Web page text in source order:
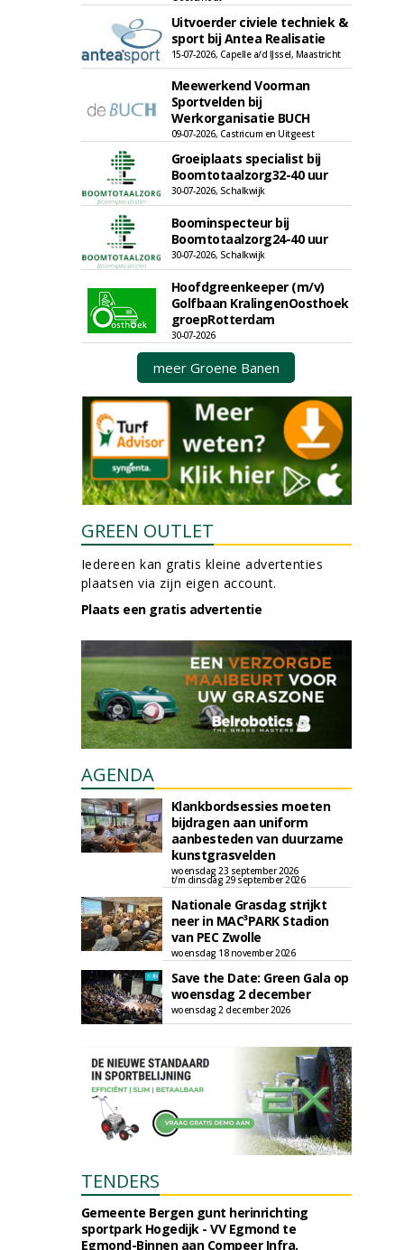
Uitvoerder civiele techniek &
sport bij Antea Realisatie
15-07-2026, Capelle a/d IJssel, Maastricht
Meewerkend Voorman
Sportvelden bij
Werkorganisatie BUCH
09-07-2026, Castricum en Uitgeest
Groeiplaats specialist bij
Boomtotaalzorg32-40 uur
30-07-2026, Schalkwijk
Boominspecteur bij
Boomtotaalzorg24-40 uur
30-07-2026, Schalkwijk
Hoofdgreenkeeper (m/v)
Golfbaan KralingenOosthoek
groepRotterdam
30-07-2026
meer Groene Banen
GREEN OUTLET
Iedereen kan gratis kleine advertenties
plaatsen via zijn eigen account.
Plaats een gratis advertentie
AGENDA
Klankbordsessies moeten
bijdragen aan uniform
aanbesteden van duurzame
kunstgrasvelden
woensdag 23 september 2026
t/m dinsdag 29 september 2026
Nationale Grasdag strijkt
neer in MAC³PARK Stadion
van PEC Zwolle
woensdag 18 november 2026
Save the Date: Green Gala op
woensdag 2 december
woensdag 2 december 2026
TENDERS
Gemeente Bergen gunt herinrichting
sportpark Hogedijk - VV Egmond te
Egmond-Binnen aan Compeer Infra.